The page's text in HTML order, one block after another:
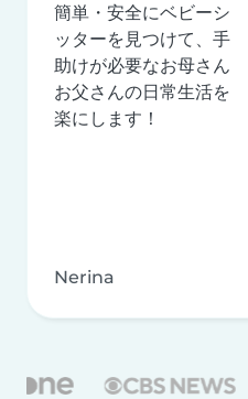
簡単・安全にベビーシ
ッターを見つけて、手
助けが必要なお母さん
お父さんの日常生活を
楽にします！
Nerina